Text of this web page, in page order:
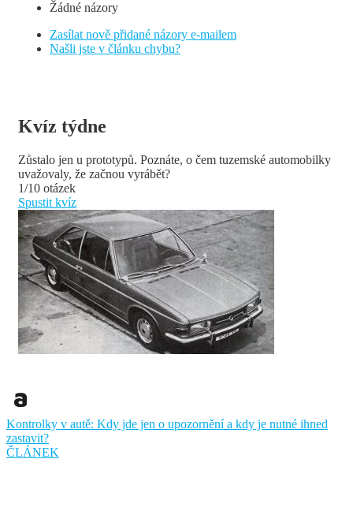
Žádné názory
Zasílat nově přidané názory e-mailem
Našli jste v článku chybu?
Kvíz týdne
Zůstalo jen u prototypů. Poznáte, o čem tuzemské automobilky
uvažovaly, že začnou vyrábět?
1/10 otázek
Spustit kvíz
Kontrolky v autě: Kdy jde jen o upozornění a kdy je nutné ihned
zastavit?
ČLÁNEK